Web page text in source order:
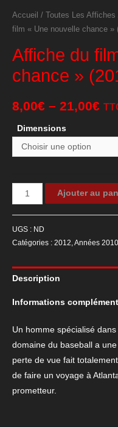
Accueil / Toutes Les Affiches
film « Une nouvelle chance »
Affiche du
chance »
8,00€ – 21,00€
Dimensions
quantité
de
"Une
nouvelle
chance"
Ajouter au
UGS : ND
Catégories : 2012,Années 2010
Description
Informations
Un homme spécialisé
domaine du baseball a
perte de vue fait
de faire un voyage à
prometteur.